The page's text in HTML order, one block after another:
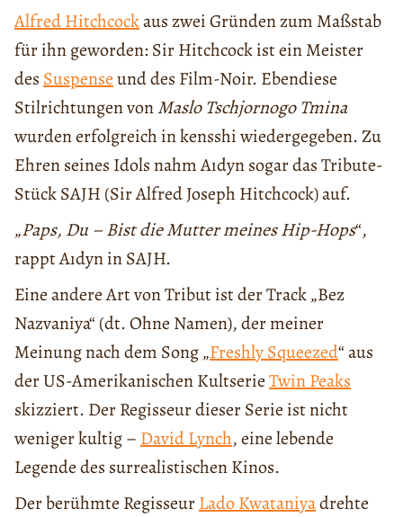
Alfred Hitchcockaus zwei Gründen zum Maßstab
für ihn geworden: Sir Hitchcock ist ein Meister
des Suspenseund des Film-Noir. Ebendiese
Stilrichtungen vonMaslo Tschjornogo Tmina
wurden erfolgreich in kensshi wiedergegeben. Zu
Ehren seines Idols nahm Aıdyn sogar das Tribute-
Stück SAJH (Sir Alfred Joseph Hitchcock) auf.
„Paps, Du – Bist die Mutter meines Hip-Hops“,
rappt Aıdyn in SAJH.
Eine andere Art von Tribut ist der Track „Bez
Nazvaniya“ (dt. Ohne Namen), der meiner
Meinung nach dem Song „Freshly Squeezed“ aus
der US-Amerikanischen KultserieTwin Peaks
skizziert. Der Regisseur dieser Serie ist nicht
weniger kultig – David Lynch, eine lebende
Legende des surrealistischen Kinos.
Der berühmte RegisseurLado Kwataniyadrehte